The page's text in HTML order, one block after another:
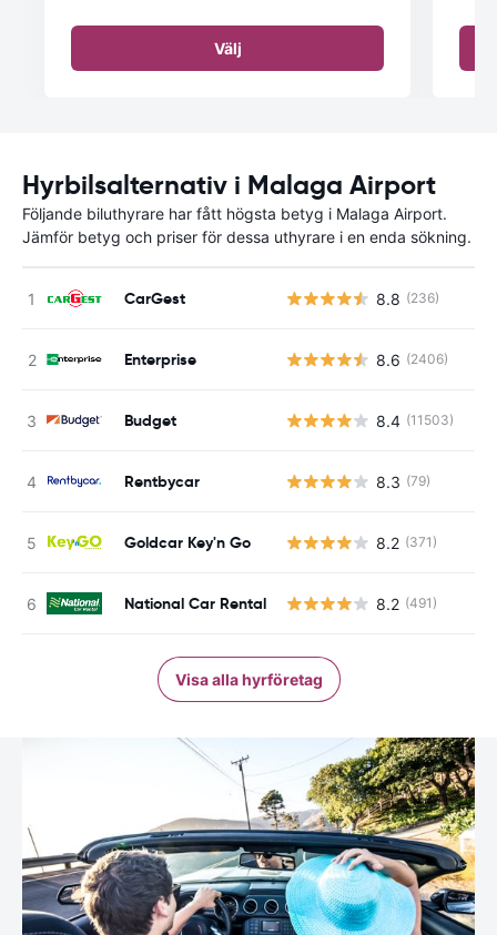
Välj
Hyrbilsalternativ i Malaga Airport
Följande biluthyrare har fått högsta betyg i Malaga Airport.
Jämför betyg och priser för dessa uthyrare i en enda sökning.
CarGest 8.8 (236)
Enterprise 8.6 (2406)
Budget 8.4 (11503)
Rentbycar 8.3 (79)
Goldcar Key'n Go 8.2 (371)
National Car Rental 8.2 (491)
Visa alla hyrföretag